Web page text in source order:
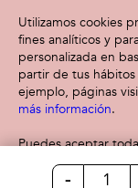
-
Formas de pago
Utilizamos cookies
fines analíticos y
personalizada en
partir de tus
ejemplo, páginas
más información.
Puedes aceptar
botón “Aceptar” o
uso clicando
AQUÍ